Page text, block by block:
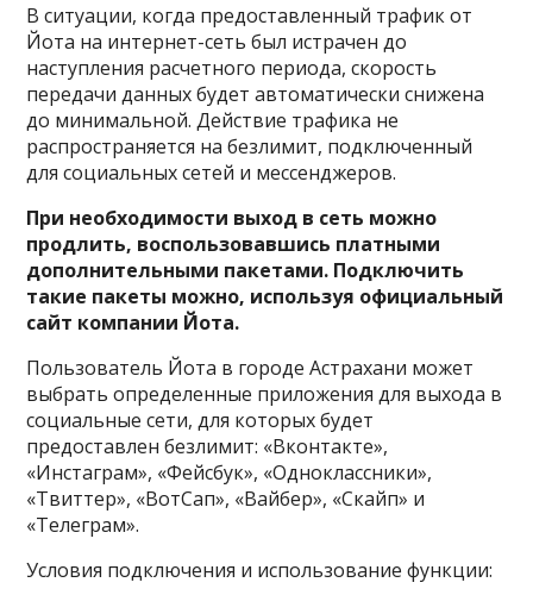
В ситуации, когда предоставленный трафик от
Йота на интернет-сеть был истрачен до
наступления расчетного периода, скорость
передачи данных будет автоматически снижена
до минимальной. Действие трафика не
распространяется на безлимит, подключенный
для социальных сетей и мессенджеров.
При необходимости выход в сеть можно
продлить, воспользовавшись платными
дополнительными пакетами. Подключить
такие пакеты можно, используя официальный
сайт компании Йота.
Пользователь Йота в городе Астрахани может
выбрать определенные приложения для выхода в
социальные сети, для которых будет
предоставлен безлимит: «Вконтакте»,
«Инстаграм», «Фейсбук», «Одноклассники»,
«Твиттер», «ВотСап», «Вайбер», «Скайп» и
«Телеграм».
Условия подключения и использование функции: